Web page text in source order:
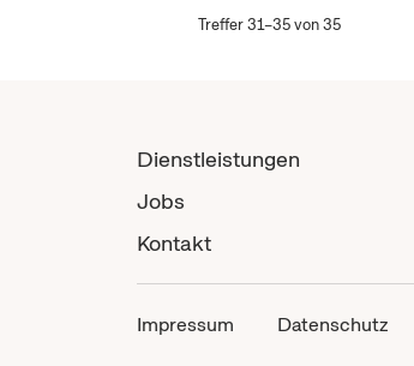
Treffer 31–35 von 35
Dienstleistungen
Jobs
Kontakt
Impressum Datenschutz